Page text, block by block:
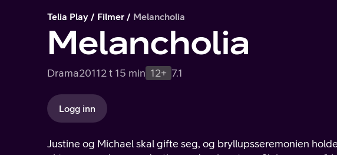
Telia Play Filmer Melancholia
Melancholia
Drama20112 t 15 min 12+ 7.1
Logg inn
Justine og Michael skal gifte seg, og bryllupsseremonien